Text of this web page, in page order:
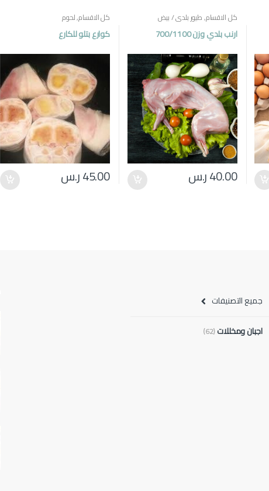
كل الاقسام,طيور بلدي / بيض
ارنب بلدي وزن 700/1100
40.00ر.س
كل الاقسام,لحوم
كوارع بتلو للكارع
45.00ر.س
جميع التصنيفات
اجبان ومخللات(62)